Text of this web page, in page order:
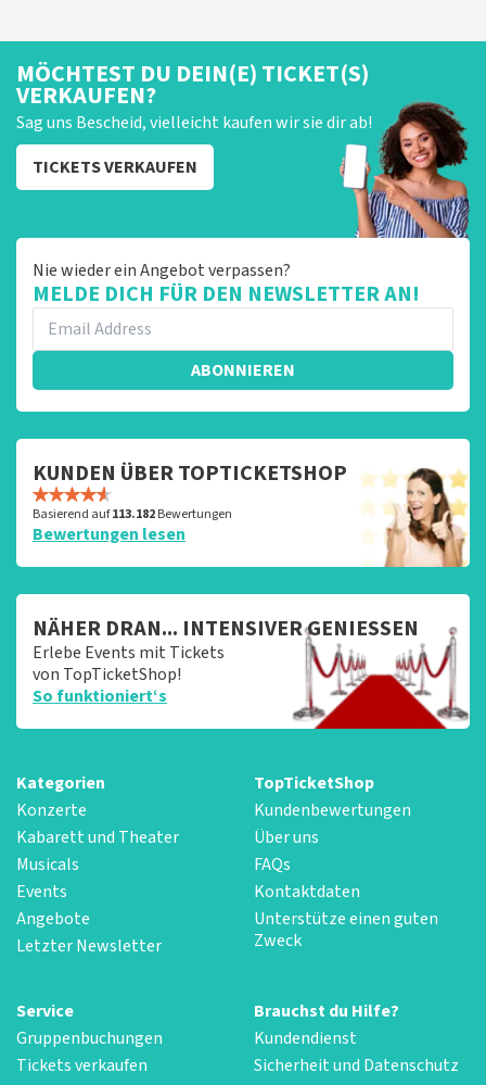
MÖCHTEST DU DEIN(E) TICKET(S)
VERKAUFEN?
Sag uns Bescheid, vielleicht kaufen wir sie dir ab!
TICKETS VERKAUFEN
Nie wieder ein Angebot verpassen?
MELDE DICH FÜR DEN NEWSLETTER AN!
ABONNIEREN
KUNDEN ÜBER TOPTICKETSHOP
Basierend auf113.182Bewertungen
Bewertungen lesen
NÄHER DRAN... INTENSIVER GENIESSEN
Erlebe Events mit Tickets
von TopTicketShop!
So funktioniert‘s
Kategorien
Konzerte
Kabarett und Theater
Musicals
Events
Angebote
Letzter Newsletter
TopTicketShop
Kundenbewertungen
Über uns
FAQs
Kontaktdaten
Unterstütze einen guten
Zweck
Service
Gruppenbuchungen
Tickets verkaufen
Brauchst du Hilfe?
Kundendienst
Sicherheit und Datenschutz